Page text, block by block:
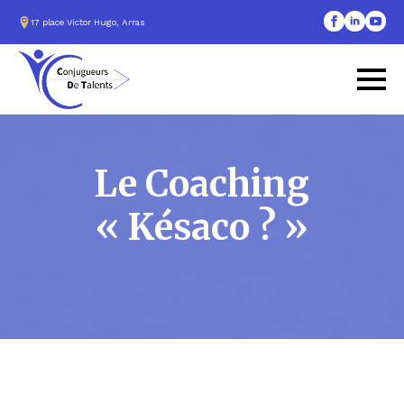
17 place Victor Hugo, Arras
Le Coaching
« Késaco ? »